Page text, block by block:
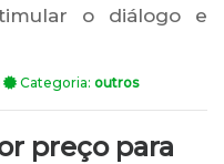
o diálogo e
Categoria: outros
preço para